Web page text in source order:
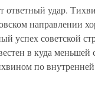
ответный удар.
направлении
успех советской
в куда меньшей
по внутренней